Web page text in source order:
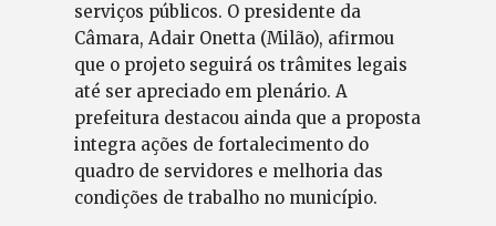
serviços públicos. O presidente da
Câmara, Adair Onetta (Milão), afirmou
que o projeto seguirá os trâmites legais
até ser apreciado em plenário. A
prefeitura destacou ainda que a proposta
integra ações de fortalecimento do
quadro de servidores e melhoria das
condições de trabalho no município.